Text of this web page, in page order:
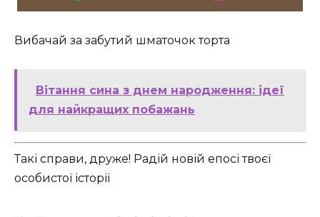
Вибачай за забутий шматочок торта
Вітання сина з днем народження: ідеї
для найкращих побажань
Такі справи, друже! Радій новій епосі твоєї
особистої історії